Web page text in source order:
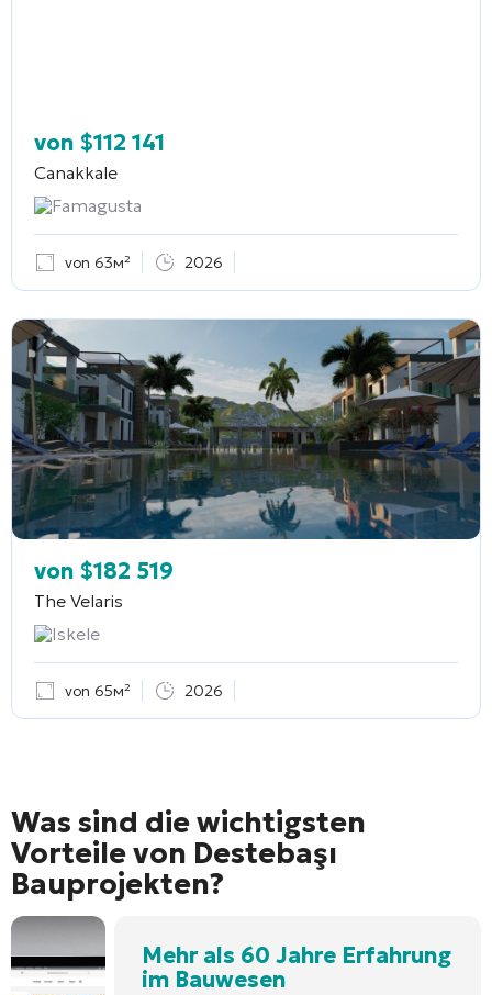
von $112 141
Canakkale
Famagusta
von 63м² 2026
von $182 519
The Velaris
Iskele
von 65м² 2026
Was sind die wichtigsten
Vorteile von Destebaşı
Bauprojekten?
Mehr als 60 Jahre Erfahrung
im Bauwesen